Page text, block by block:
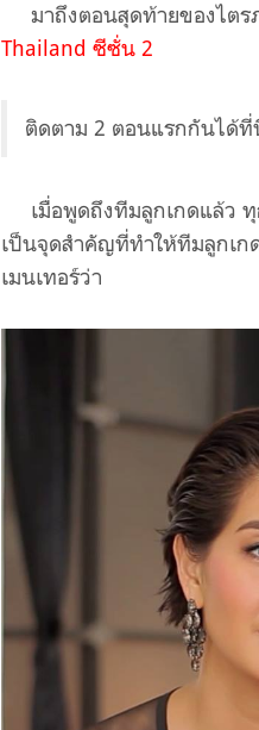
มาถึงตอนสุดท้ายของไตร
Thailand ซีซั่น 2
ติดตาม 2 ตอนแรกกันได้ที่
เมื่อพูดถึงทีมลูกเกดแล้ว ทุ
เป็นจุดสำคัญที่ทำให้ทีมลูกเ
เมนเทอร์ว่า